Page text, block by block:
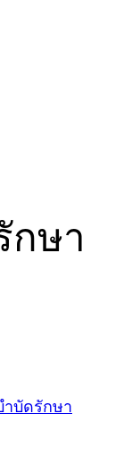
กษา
ำบัดรักษา